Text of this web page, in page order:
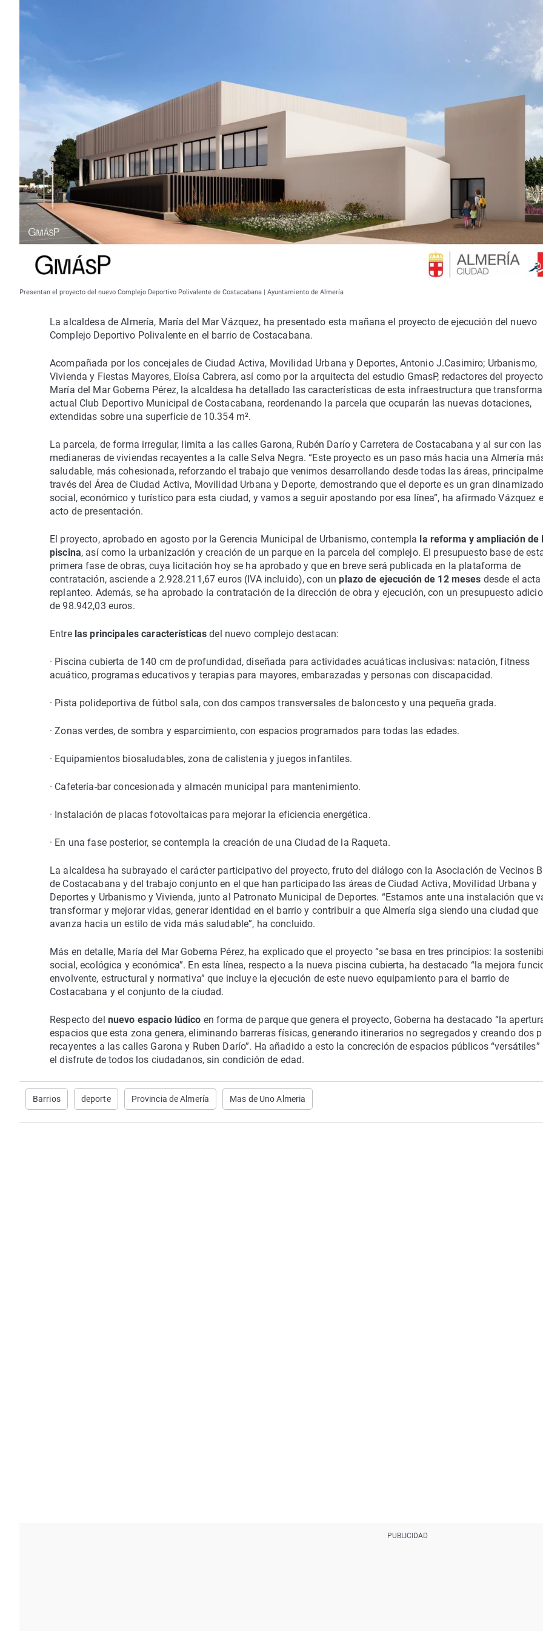
Presentan el proyecto del nuevo Complejo Deportivo Polivalente de Costacabana | Ayuntamiento de Almería
La alcaldesa de Almería, María del Mar Vázquez, ha presentado esta mañana el proyecto de ejecución del nuevo
Complejo Deportivo Polivalente en el barrio de Costacabana.
Acompañada por los concejales de Ciudad Activa, Movilidad Urbana y Deportes, Antonio J.Casimiro; Urbanismo,
Vivienda y Fiestas Mayores, Eloísa Cabrera, así como por la arquitecta del estudio GmasP, redactores del
María del Mar Goberna Pérez, la alcaldesa ha detallado las características de esta infraestructura que
actual Club Deportivo Municipal de Costacabana, reordenando la parcela que ocuparán las nuevas dotaciones,
extendidas sobre una superficie de 10.354 m².
La parcela, de forma irregular, limita a las calles Garona, Rubén Darío y Carretera de Costacabana y al sur con las
medianeras de viviendas recayentes a la calle Selva Negra. “Este proyecto es un paso más hacia una Almería
saludable, más cohesionada, reforzando el trabajo que venimos desarrollando desde todas las áreas,
través del Área de Ciudad Activa, Movilidad Urbana y Deporte, demostrando que el deporte es un gran
social, económico y turístico para esta ciudad, y vamos a seguir apostando por esa línea”, ha afirmado Vázquez
acto de presentación.
El proyecto, aprobado en agosto por la Gerencia Municipal de Urbanismo, contempla la reforma y ampliación de
piscina, así como la urbanización y creación de un parque en la parcela del complejo. El presupuesto base de
primera fase de obras, cuya licitación hoy se ha aprobado y que en breve será publicada en la plataforma de
contratación, asciende a 2.928.211,67 euros (IVA incluido), con unplazo de ejecución de 12 meses desde el acta
replanteo. Además, se ha aprobado la contratación de la dirección de obra y ejecución, con un presupuesto
de 98.942,03 euros.
Entre las principales característicasdel nuevo complejo destacan:
· Piscina cubierta de 140 cm de profundidad, diseñada para actividades acuáticas inclusivas: natación, fitness
acuático, programas educativos y terapias para mayores, embarazadas y personas con discapacidad.
· Pista polideportiva de fútbol sala, con dos campos transversales de baloncesto y una pequeña grada.
· Zonas verdes, de sombra y esparcimiento, con espacios programados para todas las edades.
· Equipamientos biosaludables, zona de calistenia y juegos infantiles.
· Cafetería-bar concesionada y almacén municipal para mantenimiento.
· Instalación de placas fotovoltaicas para mejorar la eficiencia energética.
· En una fase posterior, se contempla la creación de una Ciudad de la Raqueta.
La alcaldesa ha subrayado el carácter participativo del proyecto, fruto del diálogo con la Asociación de Vecinos
de Costacabana y del trabajo conjunto en el que han participado las áreas de Ciudad Activa, Movilidad Urbana y
Deportes y Urbanismo y Vivienda, junto al Patronato Municipal de Deportes. “Estamos ante una instalación que
transformar y mejorar vidas, generar identidad en el barrio y contribuir a que Almería siga siendo una ciudad que
avanza hacia un estilo de vida más saludable”, ha concluido.
Más en detalle, María del Mar Goberna Pérez, ha explicado que el proyecto “se basa en tres principios: la
social, ecológica y económica”. En esta línea, respecto a la nueva piscina cubierta, ha destacado “la mejora
envolvente, estructural y normativa” que incluye la ejecución de este nuevo equipamiento para el barrio de
Costacabana y el conjunto de la ciudad.
Respecto del nuevo espacio lúdico en forma de parque que genera el proyecto, Goberna ha destacado “la
espacios que esta zona genera, eliminando barreras físicas, generando itinerarios no segregados y creando dos
recayentes a las calles Garona y Ruben Darío”. Ha añadido a esto la concreción de espacios públicos “versátiles”
el disfrute de todos los ciudadanos, sin condición de edad.
Barrios deporte Provincia de Almería Mas de Uno Almeria